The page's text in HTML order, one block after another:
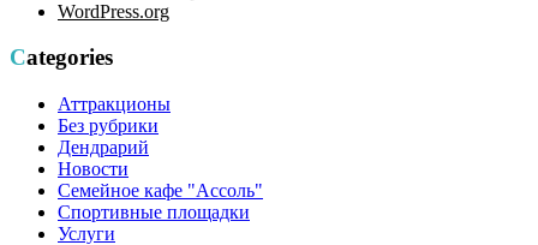
WordPress.org
Categories
Аттракционы
Без рубрики
Дендрарий
Новости
Семейное кафе "Ассоль"
Спортивные площадки
Услуги